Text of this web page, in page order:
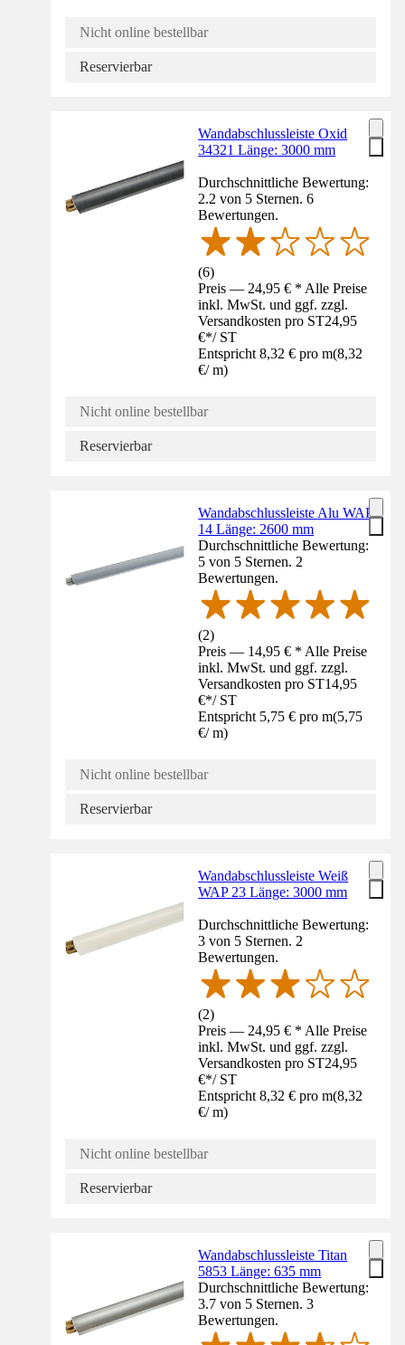
Nicht online bestellbar
Reservierbar
Wandabschlussleiste Oxid
34321 Länge: 3000 mm
Durchschnittliche Bewertung:
2.2 von 5 Sternen. 6
Bewertungen.
(6)
Preis — 24,95 € * Alle Preise
inkl. MwSt. und ggf. zzgl.
Versandkosten pro ST24,95
€*/ ST
Entspricht 8,32 € pro m(8,32
€/ m)
Nicht online bestellbar
Reservierbar
Wandabschlussleiste Alu WAP
14 Länge: 2600 mm
Durchschnittliche Bewertung:
5 von 5 Sternen. 2
Bewertungen.
(2)
Preis — 14,95 € * Alle Preise
inkl. MwSt. und ggf. zzgl.
Versandkosten pro ST14,95
€*/ ST
Entspricht 5,75 € pro m(5,75
€/ m)
Nicht online bestellbar
Reservierbar
Wandabschlussleiste Weiß
WAP 23 Länge: 3000 mm
Durchschnittliche Bewertung:
3 von 5 Sternen. 2
Bewertungen.
(2)
Preis — 24,95 € * Alle Preise
inkl. MwSt. und ggf. zzgl.
Versandkosten pro ST24,95
€*/ ST
Entspricht 8,32 € pro m(8,32
€/ m)
Nicht online bestellbar
Reservierbar
Wandabschlussleiste Titan
5853 Länge: 635 mm
Durchschnittliche Bewertung:
3.7 von 5 Sternen. 3
Bewertungen.